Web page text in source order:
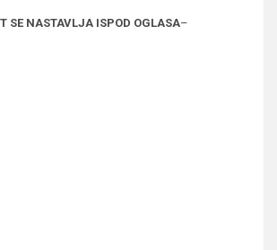
SE NASTAVLJA ISPOD OGLASA–